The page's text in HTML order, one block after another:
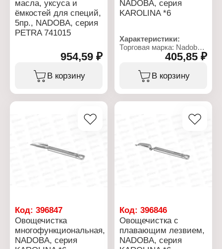
типов плит, включая
индукцию
Упаковка: картонная
коробка с ручкой
масла, уксуса и
ёмкостей для специй,
5пр., NADOBA, серия
PETRA 741015
954,59 ₽
В корзину
NADOBA, серия
KAROLINA *6
Характеристики:
Торговая марка: Nadoba
Артикул: 721026
Коллекция: "Karolina"
Тип товара: Нож
Назначение: для пиццы
Материал: нержавеющая
Цвет: стальной
Использование в
405,85 ₽
В корзину
Код: 396847
Овощечистка
многофункциональная,
NADOBA, серия
Код:396846
Овощечистка с
плавающим лезвием,
NADOBA, серия